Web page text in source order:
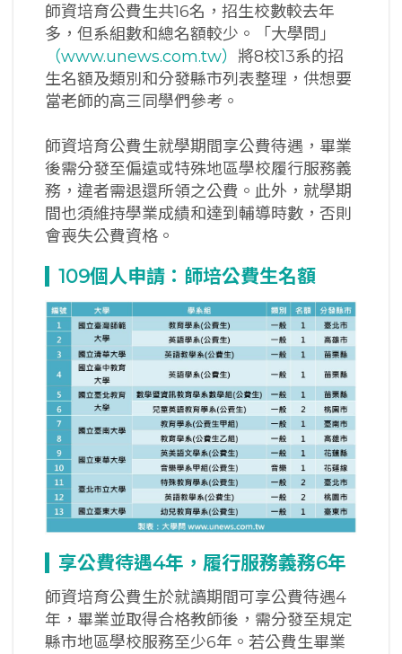
師資培育公費生共16名，招生校數較去年
多，但系組數和總名額較少。「大學問」
（www.unews.com.tw） 將8校13系的招
生名額及類別和分發縣市列表整理，供想要
當老師的高三同學們參考。
師資培育公費生就學期間享公費待遇，畢業
後需分發至偏遠或特殊地區學校履行服務義
務，違者需退還所領之公費。此外，就學期
間也須維持學業成績和達到輔導時數，否則
會喪失公費資格。
109個人申請：師培公費生名額
享公費待遇4年，履行服務義務6年
師資培育公費生於就讀期間可享公費待遇4
年，畢業並取得合格教師後，需分發至規定
縣市地區學校服務至少6年。若公費生畢業